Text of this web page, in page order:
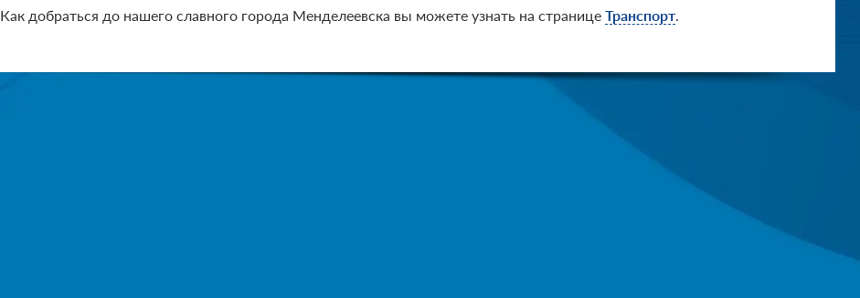
Как добраться до нашего славного города Менделеевска вы можете узнать на странице Транспорт.